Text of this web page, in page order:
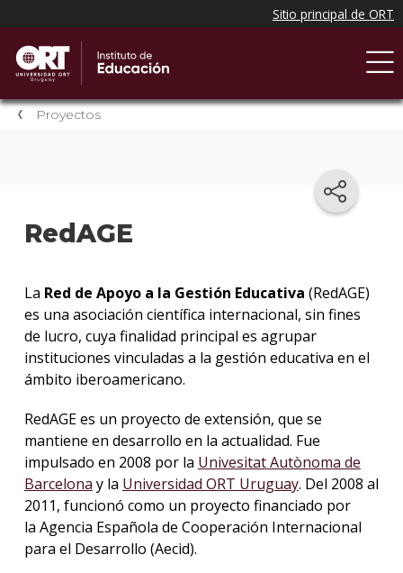
Proyectos
RedAGE
La Red de Apoyo a la Gestión Educativa (RedAGE)
es una asociación científica internacional, sin fines
de lucro, cuya finalidad principal es agrupar
instituciones vinculadas a la gestión educativa en el
ámbito iberoamericano.
RedAGE es un proyecto de extensión, que se
mantiene en desarrollo en la actualidad. Fue
impulsado en 2008 por la Univesitat Autònoma de
Barcelona y la Universidad ORT Uruguay. Del 2008 al
2011, funcionó como un proyecto financiado por
la Agencia Española de Cooperación Internacional
para el Desarrollo (Aecid).